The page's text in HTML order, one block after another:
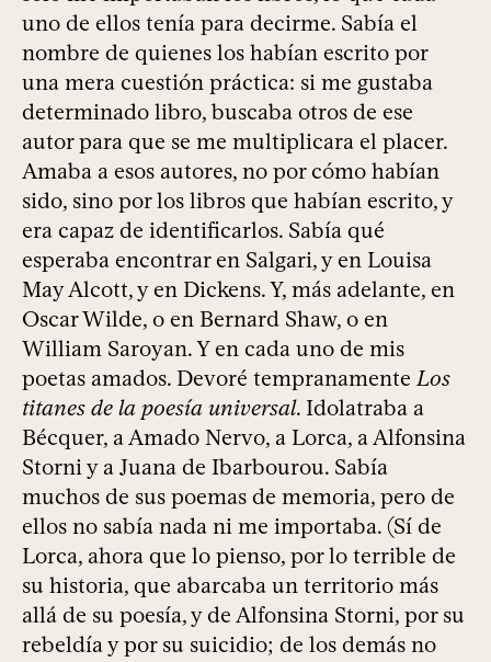
uno de ellos tenía para decirme. Sabía el
nombre de quienes los habían escrito por
una mera cuestión práctica: si me gustaba
determinado libro, buscaba otros de ese
autor para que se me multiplicara el placer.
Amaba a esos autores, no por cómo habían
sido, sino por los libros que habían escrito, y
era capaz de identificarlos. Sabía qué
esperaba encontrar en Salgari, y en Louisa
May Alcott, y en Dickens. Y, más adelante, en
Oscar Wilde, o en Bernard Shaw, o en
William Saroyan. Y en cada uno de mis
poetas amados. Devoré tempranamente Los
titanes de la poesía universal. Idolatraba a
Bécquer, a Amado Nervo, a Lorca, a Alfonsina
Storni y a Juana de Ibarbourou. Sabía
muchos de sus poemas de memoria, pero de
ellos no sabía nada ni me importaba. (Sí de
Lorca, ahora que lo pienso, por lo terrible de
su historia, que abarcaba un territorio más
allá de su poesía, y de Alfonsina Storni, por su
rebeldía y por su suicidio; de los demás no